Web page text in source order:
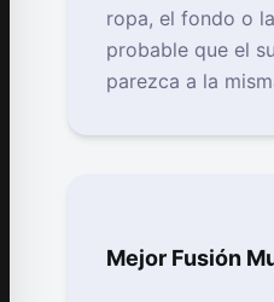
ropa, el fondo o
probable que el
parezca a la
Mejor Fusión